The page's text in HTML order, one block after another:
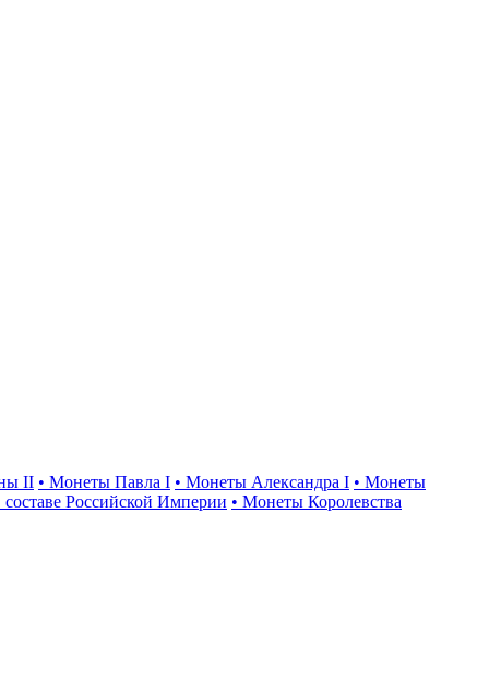
II • Монеты Павла I • Монеты Александра I • Монеты
Российской Империи • Монеты Королевства